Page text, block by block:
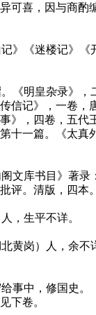
可喜，因与商酌
《迷楼记》《
明皇杂录》，
信记》，一卷，
》，四卷，五代
十一篇。《太真
库书目》著录
评。清版，四本
，生平不详。
岗）人，余不
中，修国史。
下卷。